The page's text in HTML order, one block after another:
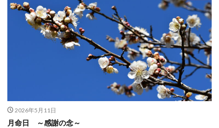
2026年5月11日
月命日 ～感謝の念～